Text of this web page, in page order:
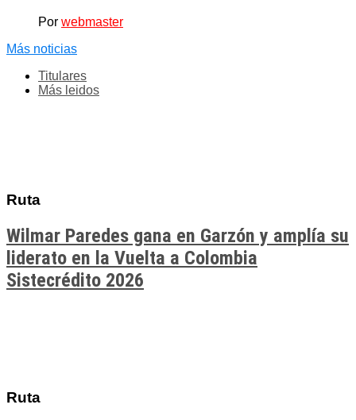
Por webmaster
Más noticias
Titulares
Más leidos
Ruta
Wilmar Paredes gana en Garzón y amplía su
liderato en la Vuelta a Colombia
Sistecrédito 2026
Ruta